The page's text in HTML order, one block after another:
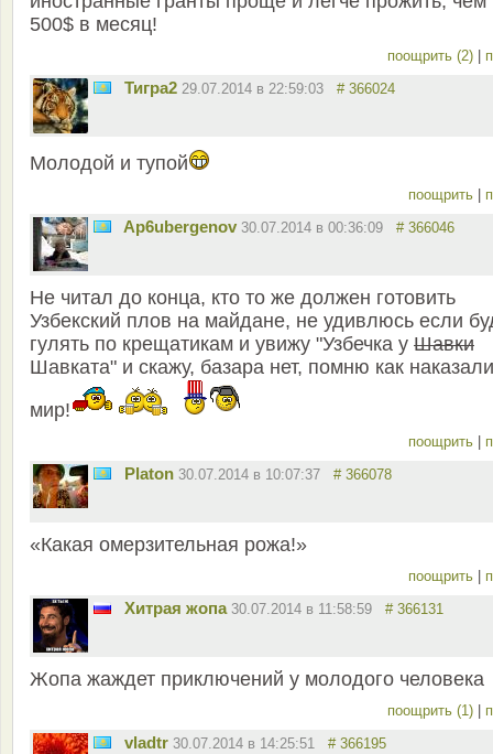
500$ в месяц!
поощрить (2)
Тигра2 29.07.2014 в 22:59:03 # 366024
Молодой и тупой
поощрить
Ap6ubergenov 30.07.2014 в 00:36:09 # 366046
Не читал до конца, кто то же должен готовить
Узбекский плов на майдане, не удивлюсь если
гулять по крещатикам и увижу "Узбечка у Шавки
Шавката" и скажу, базара нет, помню как наказали
мир!
поощрить
Platon 30.07.2014 в 10:07:37 # 366078
«Какая омерзительная рожа!»
поощрить
Хитрая жопа 30.07.2014 в 11:58:59 # 366131
Жопа жаждет приключений у молодого человека
поощрить (1)
vladtr 30.07.2014 в 14:25:51 # 366195